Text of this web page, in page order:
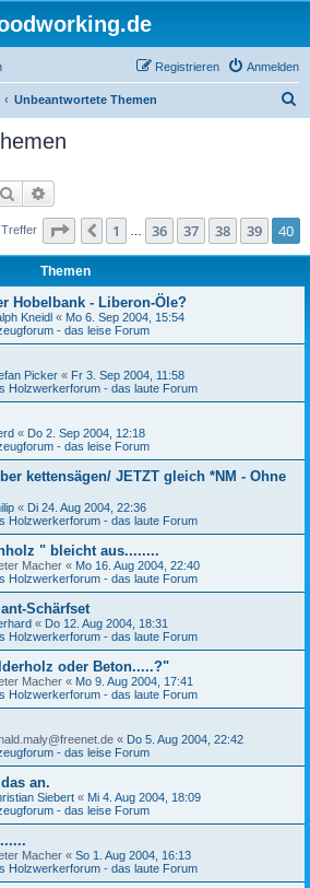
Anmelden
Registrieren
Unbeantwortete Themen
Suche
Seite 40 40
Vorherige
1 36 37 38 39 40
Themen
Hobelbank - Liberon-Öle?
Kneidl « Mo 6. Sep 2004, 15:54
- das leise Forum
Picker « Fr 3. Sep 2004, 11:58
Holzwerkerforum - das laute Forum
« Do 2. Sep 2004, 12:18
- das leise Forum
kettensägen/ JETZT gleich *NM - Ohne
« Di 24. Aug 2004, 22:36
Holzwerkerforum - das laute Forum
" bleicht aus........
Macher « Mo 16. Aug 2004, 22:40
Holzwerkerforum - das laute Forum
Schärfset
« Do 12. Aug 2004, 18:31
Holzwerkerforum - das laute Forum
oder Beton.....?"
Macher « Mo 9. Aug 2004, 17:41
Holzwerkerforum - das laute Forum
« Do 5. Aug 2004, 22:42
- das leise Forum
an.
Siebert « Mi 4. Aug 2004, 18:09
- das leise Forum
Macher « So 1. Aug 2004, 16:13
Holzwerkerforum - das laute Forum